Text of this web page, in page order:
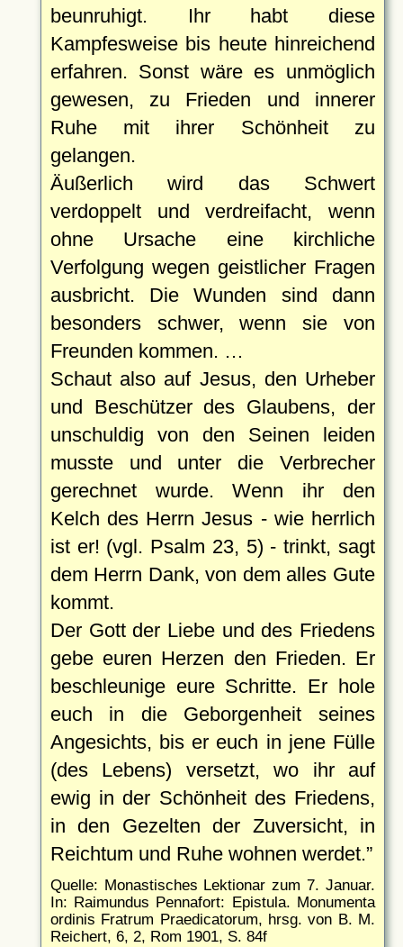
beunruhigt. Ihr habt diese
Kampfesweise bis heute hinreichend
erfahren. Sonst wäre es unmöglich
gewesen, zu Frieden und innerer
Ruhe mit ihrer Schönheit zu
gelangen.
Äußerlich wird das Schwert
verdoppelt und verdreifacht, wenn
ohne Ursache eine kirchliche
Verfolgung wegen geistlicher Fragen
ausbricht. Die Wunden sind dann
besonders schwer, wenn sie von
Freunden kommen. …
Schaut also auf Jesus, den Urheber
und Beschützer des Glaubens, der
unschuldig von den Seinen leiden
musste und unter die Verbrecher
gerechnet wurde. Wenn ihr den
Kelch des Herrn Jesus - wie herrlich
ist er! (vgl. Psalm 23, 5) - trinkt, sagt
dem Herrn Dank, von dem alles Gute
kommt.
Der Gott der Liebe und des Friedens
gebe euren Herzen den Frieden. Er
beschleunige eure Schritte. Er hole
euch in die Geborgenheit seines
Angesichts, bis er euch in jene Fülle
(des Lebens) versetzt, wo ihr auf
ewig in der Schönheit des Friedens,
in den Gezelten der Zuversicht, in
Reichtum und Ruhe wohnen werdet.
Quelle: Monastisches Lektionar zum 7. Januar.
In: Raimundus Pennafort: Epistula. Monumenta
ordinis Fratrum Praedicatorum, hrsg. von B. M.
Reichert, 6, 2, Rom 1901, S. 84f